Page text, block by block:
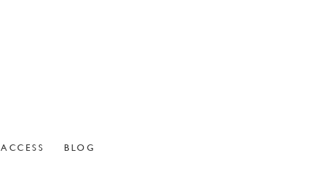
ACCESS BLOG